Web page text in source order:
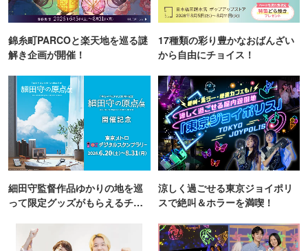
錦糸町PARCOと楽天地を巡る謎
解き企画が開催！
17種類の彩り豊かなおばんざい
から自由にチョイス！
細田守監督作品ゆかりの地を巡
って限定グッズがもらえるチャ
涼しく過ごせる東京ジョイポリ
スで絶叫＆ホラーを満喫！